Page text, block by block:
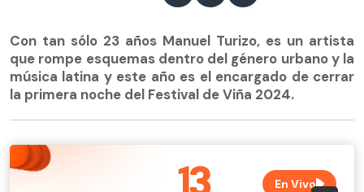
Con tan sólo 23 años Manuel Turizo, es un artista
que rompe esquemas dentro del género urbano y la
música latina y este año es el encargado de cerrar
la primera noche del Festival de Viña 2024.